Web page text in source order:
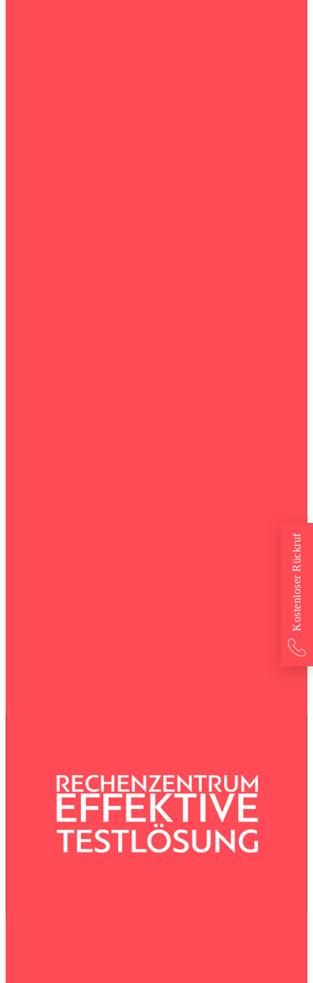
Kostenloser Rückruf